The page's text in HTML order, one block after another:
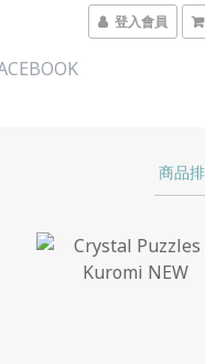
登入會員